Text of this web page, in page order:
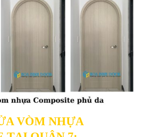
VÒM NHỰA